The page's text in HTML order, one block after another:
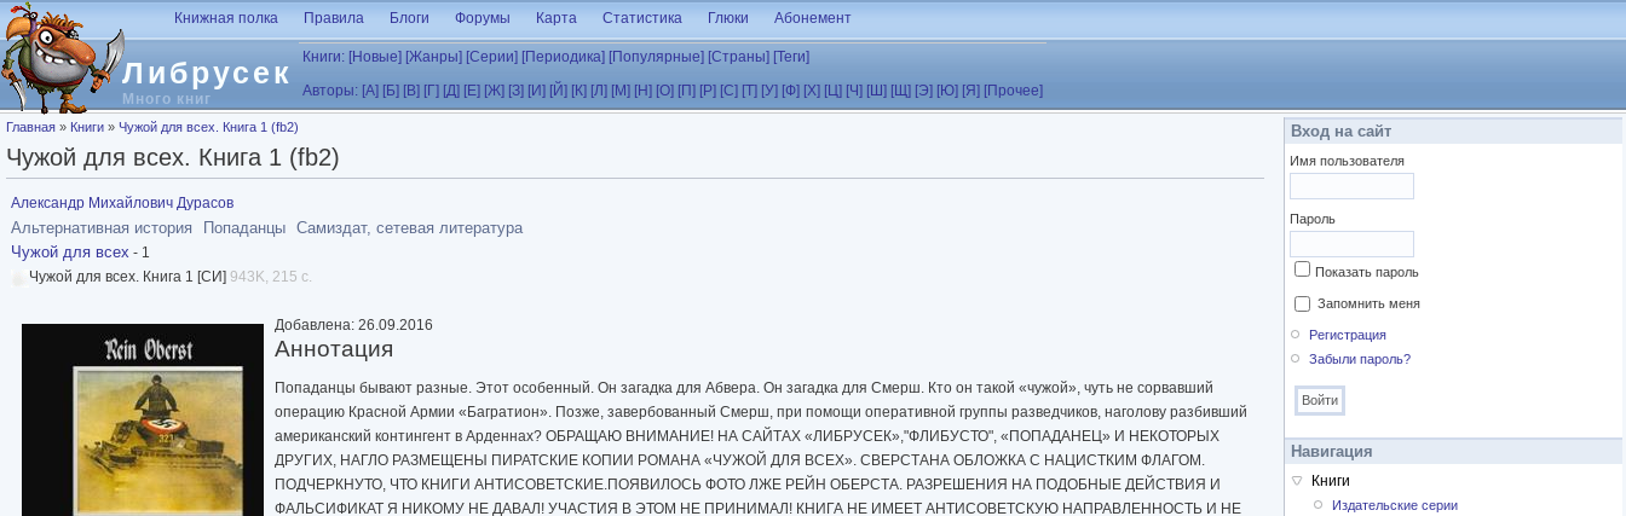
Перейти к основному содержанию
Либрусек
Много книг
Книжная полка Правила Блоги Форумы Карта Статистика Глюки Абонемент
Книги: [Новые] [Жанры] [Серии] [Периодика] [Популярные] [Страны] [Теги]
Авторы: [А] [Б] [В] [Г] [Д] [Е] [Ж] [З] [И] [Й] [К] [Л] [М] [Н] [О] [П] [Р] [С] [Т] [У] [Ф] [Х] [Ц] [Ч] [Ш] [Щ] [Э] [Ю] [Я] [Прочее]
Вы здесь
Главная » Книги » Чужой для всех. Книга 1 (fb2)
Чужой для всех. Книга 1 (fb2)
Александр Михайлович Дурасов
Альтернативная история Попаданцы Самиздат, сетевая литература
Чужой для всех - 1
Чужой для всех. Книга 1 [СИ] 943K, 215 с.
Добавлена: 26.09.2016
Аннотация
Попаданцы бывают разные. Этот особенный. Он загадка для Абвера. Он загадка для Смерш. Кто он такой «чужой», чуть не сорвавший
операцию Красной Армии «Багратион». Позже, завербованный Смерш, при помощи оперативной группы разведчиков, наголову разбивший
американский контингент в Арденнах? ОБРАЩАЮ ВНИМАНИЕ! НА САЙТАХ «ЛИБРУСЕК»,"ФЛИБУСТО", «ПОПАДАНЕЦ» И НЕКОТОРЫХ
ДРУГИХ, НАГЛО РАЗМЕЩЕНЫ ПИРАТСКИЕ КОПИИ РОМАНА «ЧУЖОЙ ДЛЯ ВСЕХ». СВЕРСТАНА ОБЛОЖКА С НАЦИСТКИМ ФЛАГОМ.
ПОДЧЕРКНУТО, ЧТО КНИГИ АНТИСОВЕТСКИЕ.ПОЯВИЛОСЬ ФОТО ЛЖЕ РЕЙН ОБЕРСТА. РАЗРЕШЕНИЯ НА ПОДОБНЫЕ ДЕЙСТВИЯ И
ФАЛЬСИФИКАТ Я НИКОМУ НЕ ДАВАЛ! УЧАСТИЯ В ЭТОМ НЕ ПРИНИМАЛ! КНИГА НЕ ИМЕЕТ АНТИСОВЕТСКУЮ НАПРАВЛЕННОСТЬ И НЕ
Вход на сайт
Имя пользователя
Пароль
Показать пароль
Запомнить меня
Регистрация
Забыли пароль?
Навигация
Книги
Издательские серии